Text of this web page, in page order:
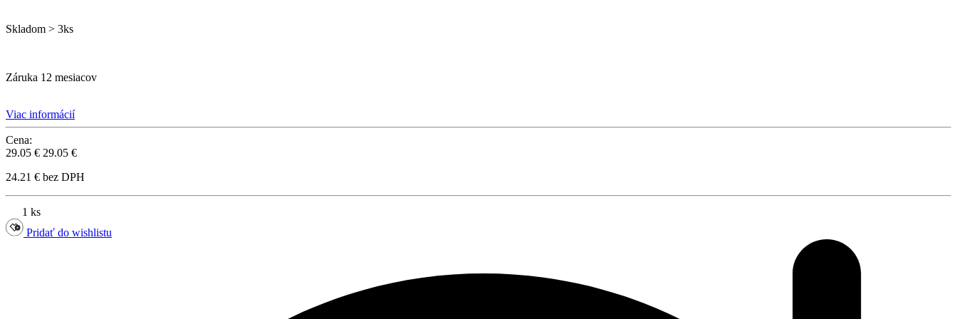
Skladom > 3ks
Záruka 12 mesiacov
Viac informácií
Cena:
29.05 € 29.05 €
24.21 € bez DPH
1 ks
Pridať do wishlistu